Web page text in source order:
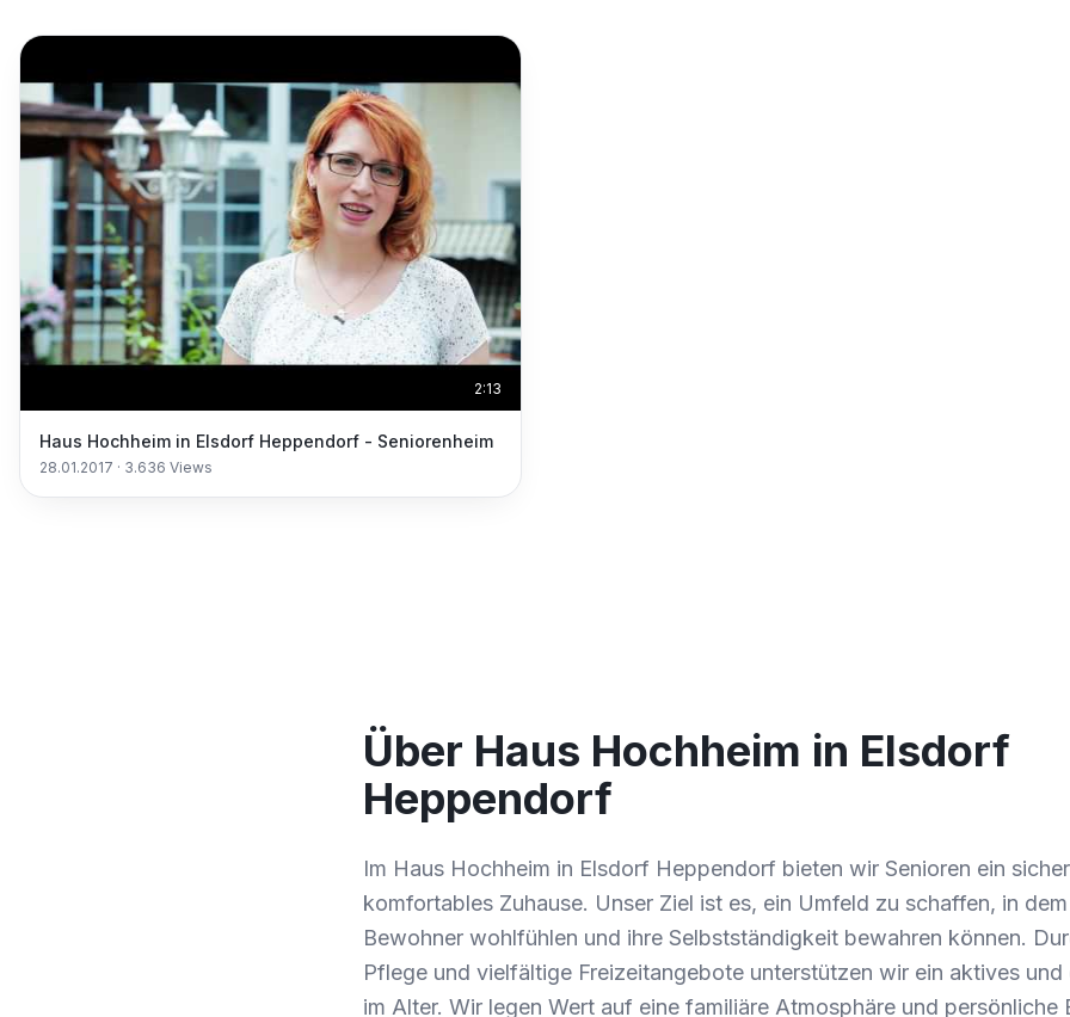
2:13
Haus Hochheim in Elsdorf Heppendorf - Seniorenheim
28.01.2017 · 3.636 Views
Über Haus Hochheim in Elsdorf
Heppendorf
Im Haus Hochheim in Elsdorf Heppendorf bieten wir Senioren ein
komfortables Zuhause. Unser Ziel ist es, ein Umfeld zu schaffen, in
Bewohner wohlfühlen und ihre Selbstständigkeit bewahren können.
Pflege und vielfältige Freizeitangebote unterstützen wir ein aktives und
im Alter. Wir legen Wert auf eine familiäre Atmosphäre und persönliche